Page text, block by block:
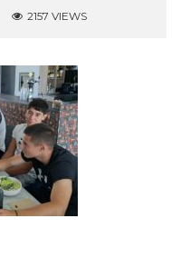
2157 VIEWS